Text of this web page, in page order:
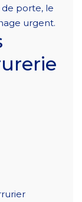
porte, le
urgent.